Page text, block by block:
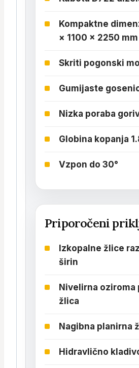
Kompaktne
× 1100 × 2250 mm
Skriti pogonski
Gumijaste
Nizka poraba
Globina kopanja
Vzpon do 30°
Priporočeni
Izkopalne žlice
širin
Nivelirna oziroma
žlica
Nagibna planirna
Hidravlično